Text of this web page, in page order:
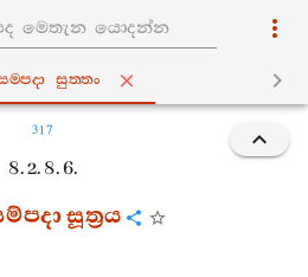
සුත‍්තං
317
8. 2. 8. 6.
සූත්‍රය